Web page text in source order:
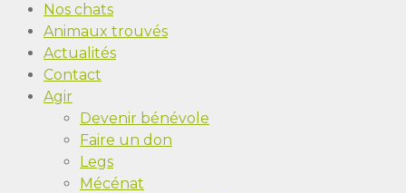
Nos chats
Animaux trouvés
Actualités
Contact
Agir
Devenir bénévole
Faire un don
Legs
Mécénat